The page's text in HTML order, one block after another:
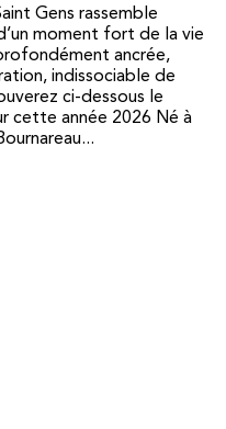
Gens rassemble
moment fort de la vie
ancrée,
indissociable de
ci-dessous le
cette année 2026 Né à